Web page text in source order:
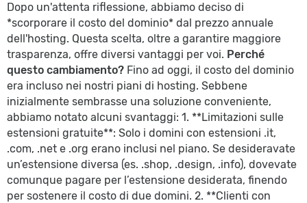
Dopo un'attenta riflessione, abbiamo deciso di
*scorporare il costo del dominio* dal prezzo annuale
dell'hosting. Questa scelta, oltre a garantire maggiore
trasparenza, offre diversi vantaggi per voi. Perché
questo cambiamento? Fino ad oggi, il costo del dominio
era incluso nei nostri piani di hosting. Sebbene
inizialmente sembrasse una soluzione conveniente,
abbiamo notato alcuni svantaggi: 1. **Limitazioni sulle
estensioni gratuite**: Solo i domini con estensioni .it,
.com, .net e .org erano inclusi nel piano. Se desideravate
un’estensione diversa (es. .shop, .design, .info), dovevate
comunque pagare per l’estensione desiderata, finendo
per sostenere il costo di due domini. 2. **Clienti con